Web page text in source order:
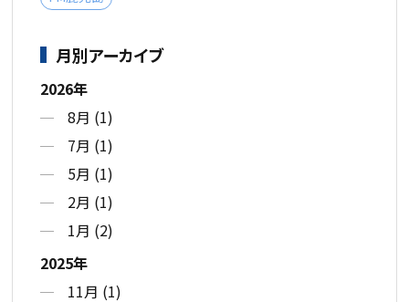
月別アーカイブ
2026年
8月 (1)
7月 (1)
5月 (1)
2月 (1)
1月 (2)
2025年
11月 (1)